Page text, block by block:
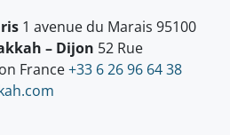
1 avenue du Marais 95100
– Dijon 52 Rue
France+33 6 26 96 64 38